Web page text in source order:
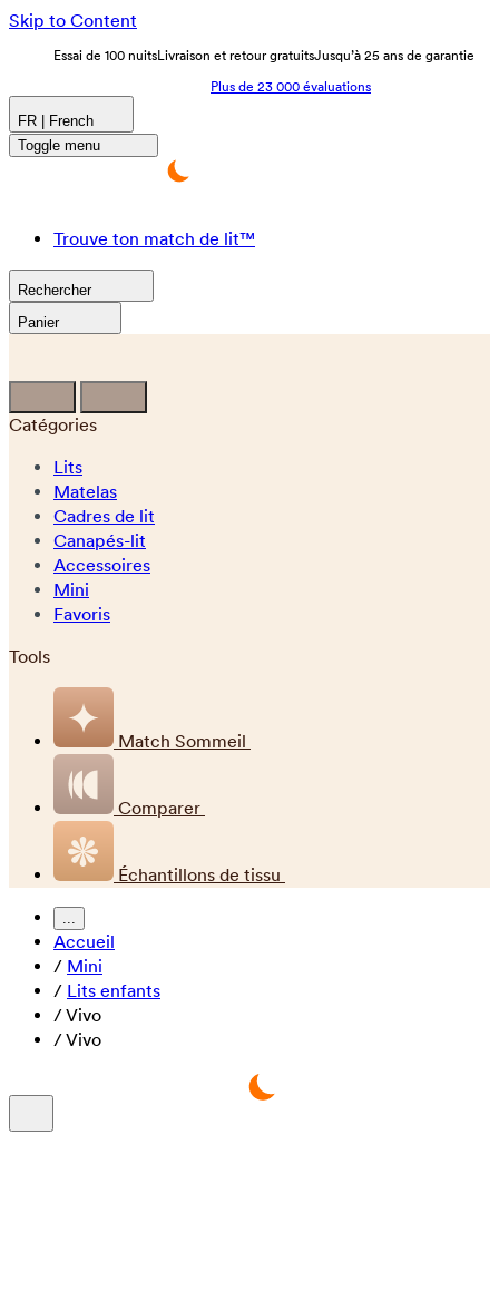
Skip to Content
Essai de 100 nuitsLivraison et retour gratuitsJusqu’à 25 ans de garantie
Plus de 23 000 évaluations
FR | French
Toggle menu
Trouve ton match de lit™
Rechercher
Panier
Catégories
Lits
Matelas
Cadres de lit
Canapés-lit
Accessoires
Mini
Favoris
Tools
Match Sommeil
Comparer
Échantillons de tissu
...
Accueil
/ Mini
/ Lits enfants
/Vivo
/Vivo